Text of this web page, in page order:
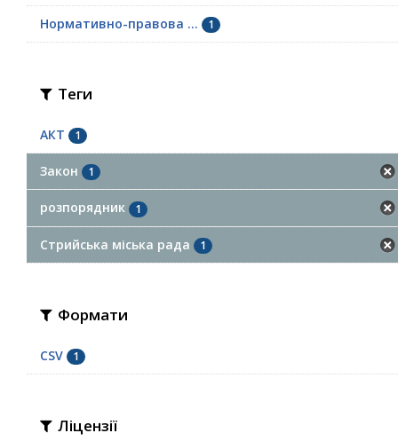
Нормативно-правова ... 1
Теги
АКТ 1
Закон 1
розпорядник 1
Стрийська міська рада 1
Формати
CSV 1
Ліцензії